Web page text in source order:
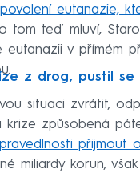
eutanazie,
tom teď mluví,
v přímém
z drog, pustil se
situaci zvrátit,
krize způsobená
přijmout
miliardy korun,